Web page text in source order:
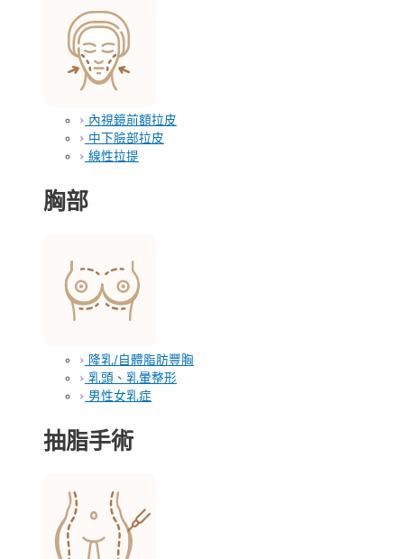
內視鏡前額拉皮
中下臉部拉皮
線性拉提
胸部
隆乳/自體脂肪豐胸
乳頭、乳暈整形
男性女乳症
抽脂手術